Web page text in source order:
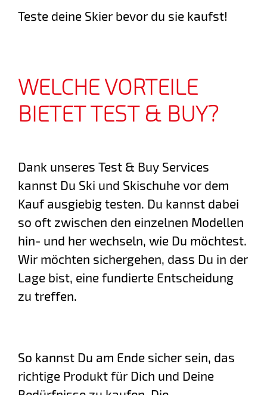
Teste deine Skier bevor du sie kaufst!
WELCHE VORTEILE
BIETET TEST & BUY?
Dank unseres Test & Buy Services
kannst Du Ski und Skischuhe vor dem
Kauf ausgiebig testen. Du kannst dabei
so oft zwischen den einzelnen Modellen
hin- und her wechseln, wie Du möchtest.
Wir möchten sichergehen, dass Du in der
Lage bist, eine fundierte Entscheidung
zu treffen.
So kannst Du am Ende sicher sein, das
richtige Produkt für Dich und Deine